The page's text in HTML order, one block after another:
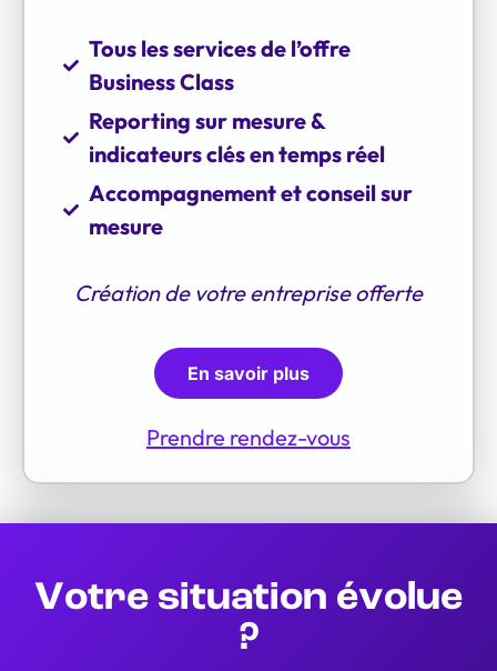
Tous les services de l’offre
Business Class
Reporting sur mesure &
indicateurs clés en temps réel
Accompagnement et conseil sur
mesure
Création de votre entreprise offerte
En savoir plus
Prendre rendez-vous
Votre situation évolue
?